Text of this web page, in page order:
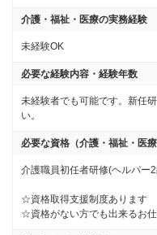
介護・福祉・医療の実務経験
未経験OK
必要な経験内容・経験年数
未経験者でも可能です。新任
い。
必要な資格（介護・福祉・医療
介護職員初任者研修(ヘルパー
☆資格取得支援制度あります
☆資格がない方でも出来るお仕